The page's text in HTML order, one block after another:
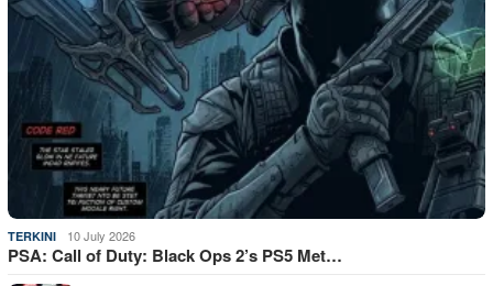
TERKINI 10 July 2026
PSA: Call of Duty: Black Ops 2’s PS5 Met…